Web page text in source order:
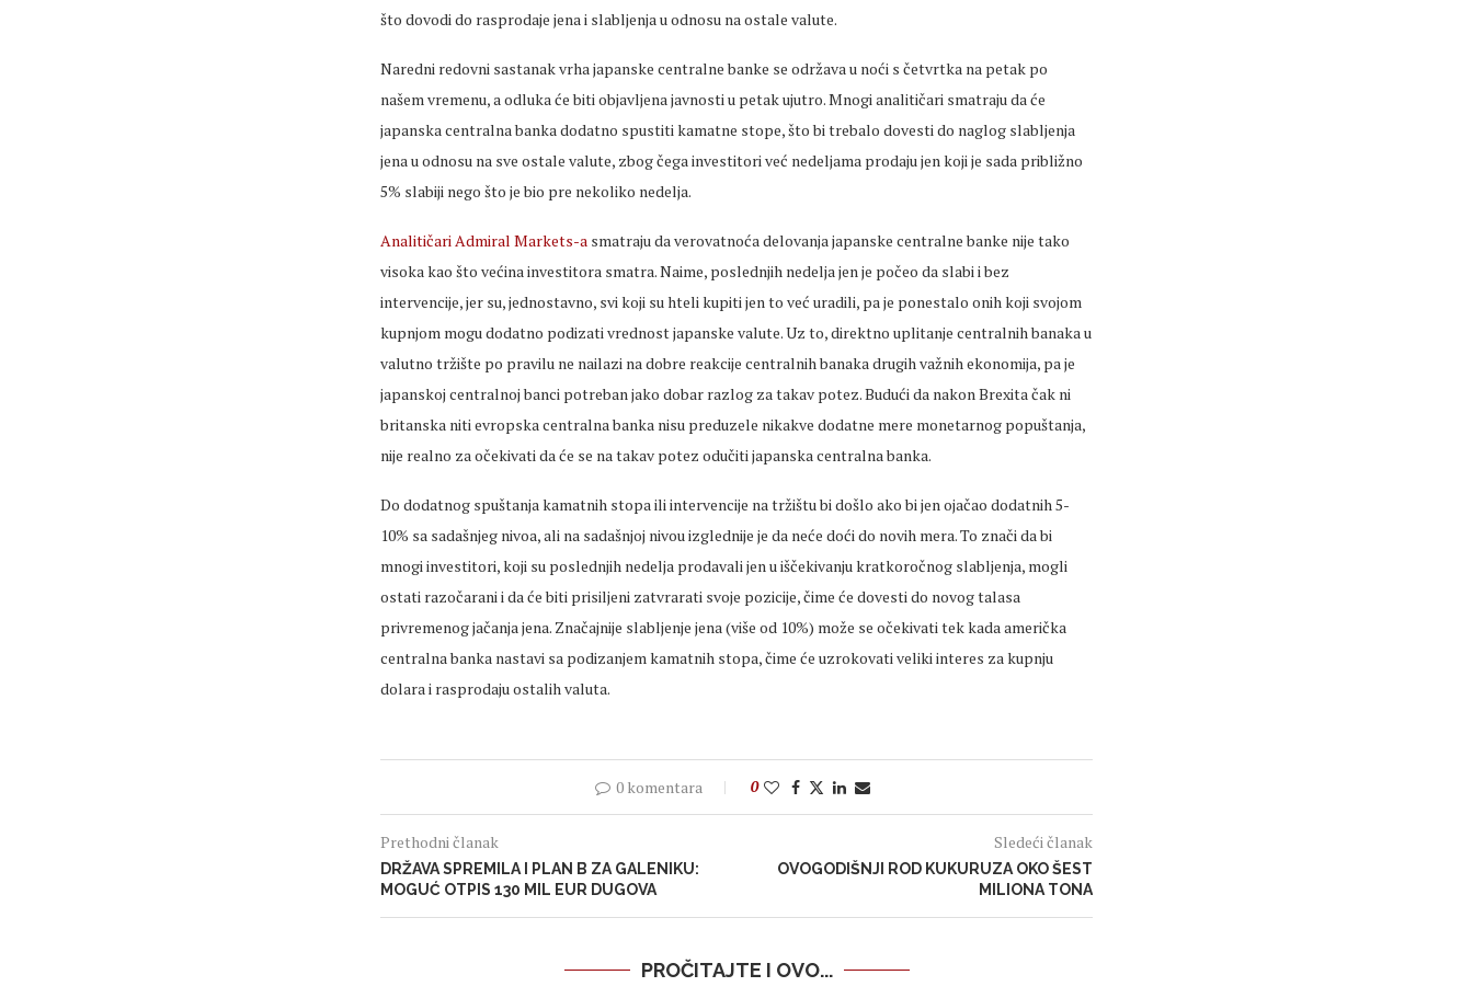
što dovodi do rasprodaje jena i slabljenja u odnosu na ostale valute.
Naredni redovni sastanak vrha japanske centralne banke se održava u noći s četvrtka na petak po
našem vremenu, a odluka će biti objavljena javnosti u petak ujutro. Mnogi analitičari smatraju da će
japanska centralna banka dodatno spustiti kamatne stope, što bi trebalo dovesti do naglog slabljenja
jena u odnosu na sve ostale valute, zbog čega investitori već nedeljama prodaju jen koji je sada približno
5% slabiji nego što je bio pre nekoliko nedelja.
Analitičari Admiral Markets-a smatraju da verovatnoća delovanja japanske centralne banke nije tako
visoka kao što većina investitora smatra. Naime, poslednjih nedelja jen je počeo da slabi i bez
intervencije, jer su, jednostavno, svi koji su hteli kupiti jen to već uradili, pa je ponestalo onih koji svojom
kupnjom mogu dodatno podizati vrednost japanske valute. Uz to, direktno uplitanje centralnih banaka u
valutno tržište po pravilu ne nailazi na dobre reakcije centralnih banaka drugih važnih ekonomija, pa je
japanskoj centralnoj banci potreban jako dobar razlog za takav potez. Budući da nakon Brexita čak ni
britanska niti evropska centralna banka nisu preduzele nikakve dodatne mere monetarnog popuštanja,
nije realno za očekivati da će se na takav potez odučiti japanska centralna banka.
Do dodatnog spuštanja kamatnih stopa ili intervencije na tržištu bi došlo ako bi jen ojačao dodatnih 5-
10% sa sadašnjeg nivoa, ali na sadašnjoj nivou izglednije je da neće doći do novih mera. To znači da bi
mnogi investitori, koji su poslednjih nedelja prodavali jen u iščekivanju kratkoročnog slabljenja, mogli
ostati razočarani i da će biti prisiljeni zatvrarati svoje pozicije, čime će dovesti do novog talasa
privremenog jačanja jena. Značajnije slabljenje jena (više od 10%) može se očekivati tek kada američka
centralna banka nastavi sa podizanjem kamatnih stopa, čime će uzrokovati veliki interes za kupnju
dolara i rasprodaju ostalih valuta.
0 komentara 0
Prethodni članak
DRŽAVA SPREMILA I PLAN B ZA GALENIKU:
MOGUĆ OTPIS 130 MIL EUR DUGOVA
Sledeći članak
OVOGODIŠNJI ROD KUKURUZA OKO ŠEST
MILIONA TONA
PROČITAJTE I OVO...